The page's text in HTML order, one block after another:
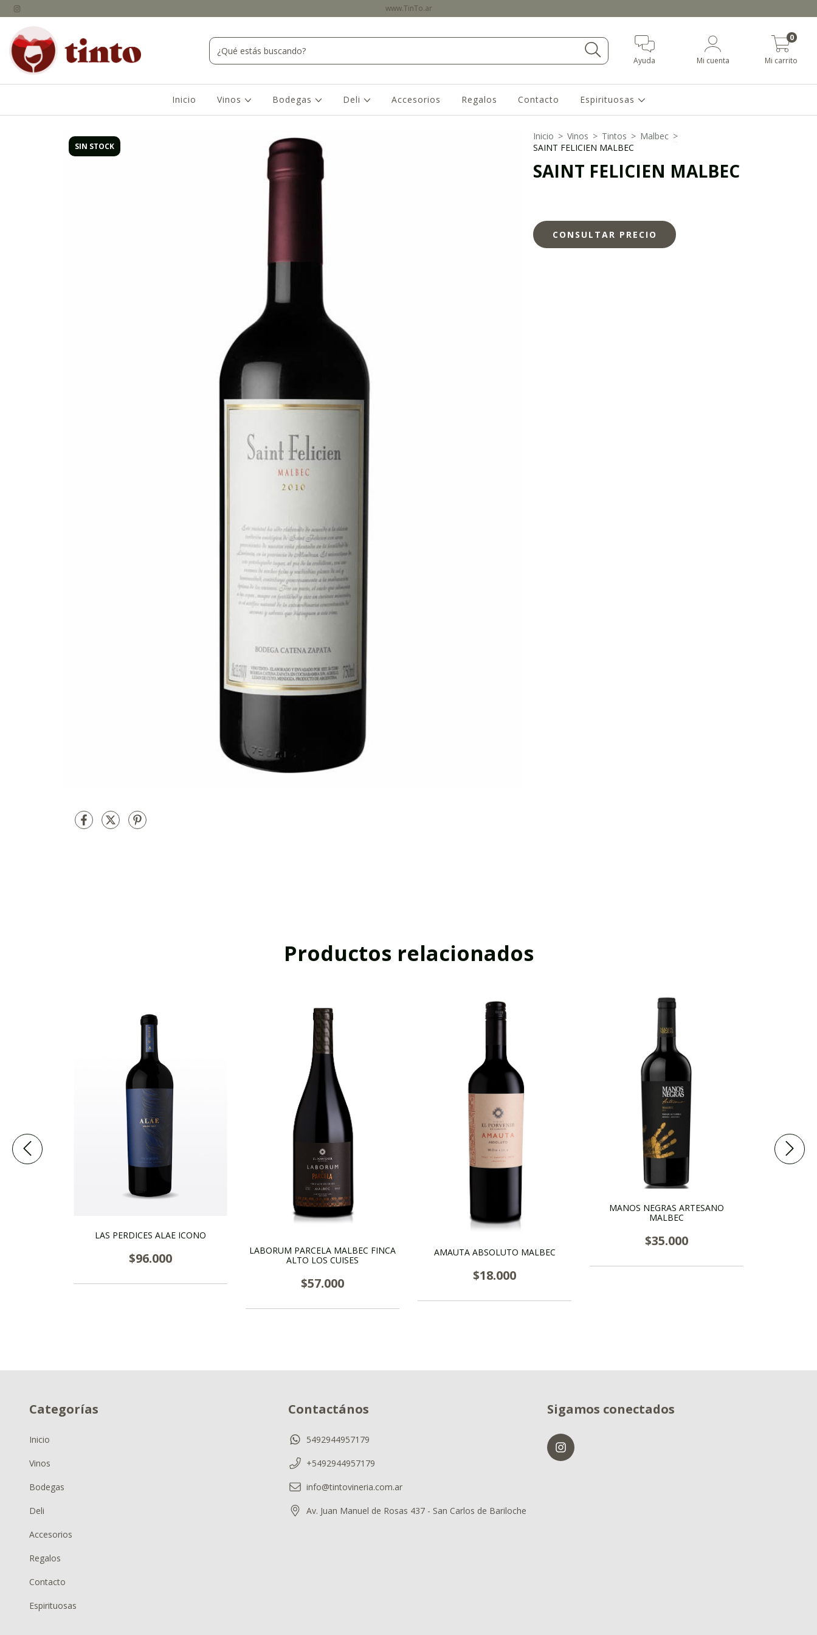
www.TinTo.ar
Ayuda Mi cuenta Mi carrito
0
Inicio Vinos Bodegas Deli Accesorios Regalos Contacto Espirituosas
SIN STOCK
Inicio > Vinos > Tintos > Malbec >
SAINT FELICIEN MALBEC
SAINT FELICIEN MALBEC
Productos relacionados
LAS PERDICES ALAE ICONO
$96.000
LABORUM PARCELA MALBEC FINCA
ALTO LOS CUISES
$57.000
AMAUTA ABSOLUTO MALBEC
$18.000
MANOS NEGRAS ARTESANO
MALBEC
$35.000
Categorías
Inicio
Vinos
Bodegas
Deli
Accesorios
Regalos
Contacto
Espirituosas
Contactános
5492944957179
+5492944957179
info@tintovineria.com.ar
Av. Juan Manuel de Rosas 437 - San Carlos de Bariloche
Sigamos conectados